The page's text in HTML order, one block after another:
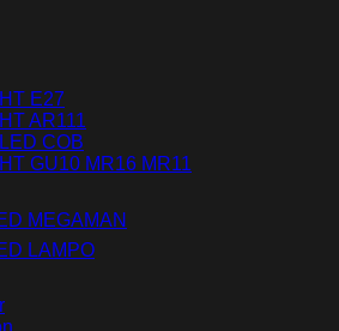
E27
AR111
COB
GU10 MR16 MR11
MEGAMAN
LAMPO